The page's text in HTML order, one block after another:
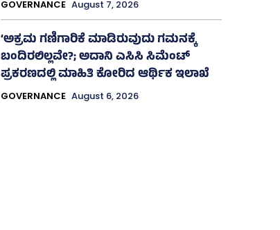
GOVERNANCE August 7, 2026
‘ಅಕ್ರಮ ಗಣಿಗಾರಿಕೆ ಮಾಡಿರುವುದು ಗಮನಕ್ಕೆ
ಬಂದಿರಲಿಲ್ಲವೇ?; ಅದಾನಿ ಎಸಿಸಿ ಸಿಮೆಂಟ್
ಪ್ರಕರಣದಲ್ಲಿ ಮಾಹಿತಿ ಕೋರಿದ ಆರ್ಥಿಕ ಇಲಾಖೆ
GOVERNANCE August 6, 2026